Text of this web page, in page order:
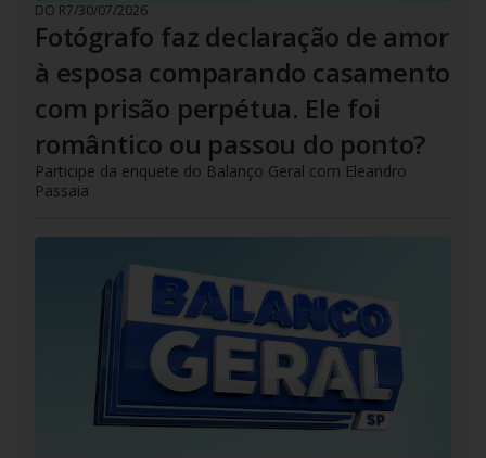
DO R7/30/07/2026
Fotógrafo faz declaração de amor
à esposa comparando casamento
com prisão perpétua. Ele foi
romântico ou passou do ponto?
Participe da enquete do Balanço Geral com Eleandro
Passaia